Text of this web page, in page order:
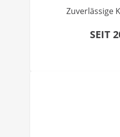
Zuverlässige
SEIT